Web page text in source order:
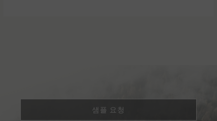
샘플 요청